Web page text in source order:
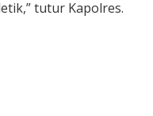
tutur Kapolres.